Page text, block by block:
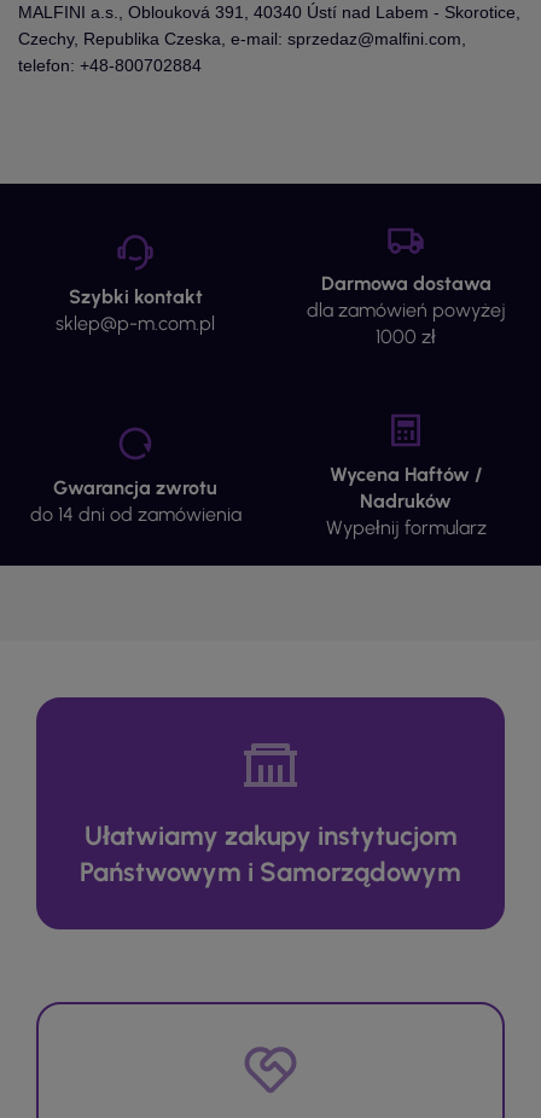
MALFINI a.s., Oblouková 391, 40340 Ústí nad Labem - Skorotice,
Czechy, Republika Czeska, e-mail: sprzedaz@malfini.com,
telefon: +48-800702884
Szybki kontakt
sklep@p-m.com.pl
Darmowa dostawa
dla zamówień powyżej
1000 zł
Gwarancja zwrotu
do 14 dni od zamówienia
Wycena Haftów /
Nadruków
Wypełnij formularz
Ułatwiamy zakupy instytucjom
Państwowym i Samorządowym